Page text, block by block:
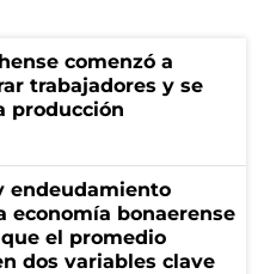
comenzó a
trabajadores y se
producción
endeudamiento
economía bonaerense
el promedio
dos variables clave